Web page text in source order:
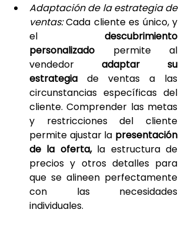
Adaptación de la estrategia de
ventas: Cada cliente es único, y
el descubrimiento
personalizado permite al
vendedor adaptar su
estrategia de ventas a las
circunstancias específicas del
cliente. Comprender las metas
y restricciones del cliente
permite ajustar la presentación
de la oferta, la estructura de
precios y otros detalles para
que se alineen perfectamente
con las necesidades
individuales.